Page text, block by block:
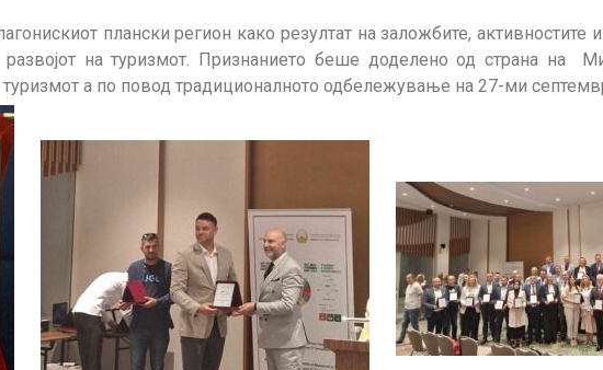
плански регион како резултат на заложбите,
на туризмот. Признанието беше доделено од страна на
а по повод традициoналното одбележување на 27-ми